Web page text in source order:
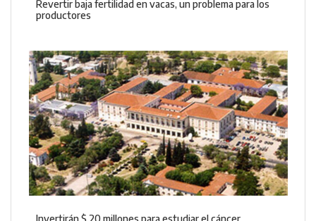
Revertir baja fertilidad en vacas, un problema para los
productores
Invertirán $ 20 millones para estudiar el cáncer